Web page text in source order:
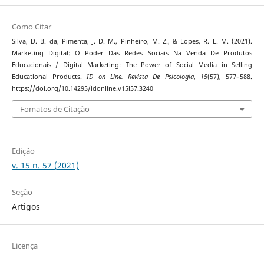
Como Citar
Silva, D. B. da, Pimenta, J. D. M., Pinheiro, M. Z., & Lopes, R. E. M. (2021).
Marketing Digital: O Poder Das Redes Sociais Na Venda De Produtos
Educacionais / Digital Marketing: The Power of Social Media in Selling
Educational Products. ID on Line. Revista De Psicologia, 15(57), 577–588.
https://doi.org/10.14295/idonline.v15i57.3240
Fomatos de Citação
Edição
v. 15 n. 57 (2021)
Seção
Artigos
Licença